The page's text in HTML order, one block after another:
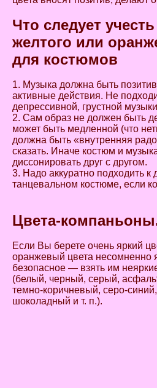
Что следует
желтого или
для костюмов
1. Музыка должна быть
активные действия. Не
депрессивной, грустной
2. Сам образ не должен быть
может быть медленной (что
должна быть «внутренняя
сказать. Иначе костюм и
диссонировать друг с другом.
3. Надо аккуратно подходить к
танцевальном костюме, если
Цвета-
Если Вы берете очень яркий
оранжевый цвета несомненно
безопасное — взять им
(белый, черный, серый,
темно-коричневый, серо-
шоколадный и т. п.).